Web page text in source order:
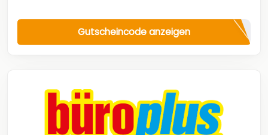
Gutscheincode anzeigen